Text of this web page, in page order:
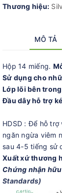
Thương hiệu:
MÔ TẢ
Hộp 14 miếng.
Sử dụng cho
Lớp lõi bên
Đầu dây hỗ trợ
HDSD : Để hỗ
ngăn ngừa viêm
sau 4-5 tiếng sử
Xuất xứ thương
Chứng nhận
Standards)